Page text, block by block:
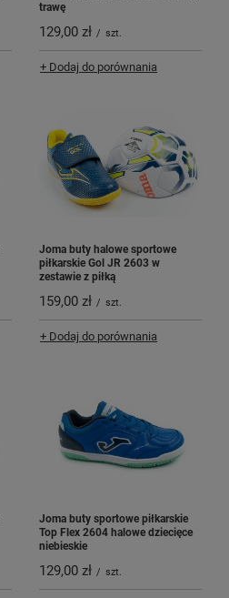
trawę
129,00 zł / szt.
+ Dodaj do porównania
Joma buty halowe sportowe
piłkarskie Gol JR 2603 w
zestawie z piłką
159,00 zł / szt.
+ Dodaj do porównania
Joma buty sportowe piłkarskie
Top Flex 2604 halowe dziecięce
niebieskie
129,00 zł / szt.